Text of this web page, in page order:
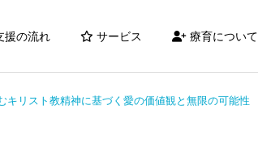
援の流れ サービス 療育について
キリスト教精神に基づく愛の価値観と無限の可能性